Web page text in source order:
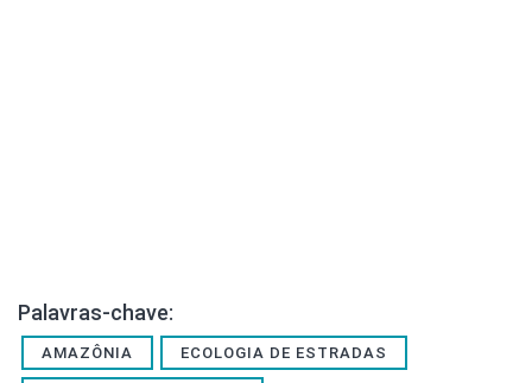
Palavras-chave:
AMAZÔNIA ECOLOGIA DE ESTRADAS